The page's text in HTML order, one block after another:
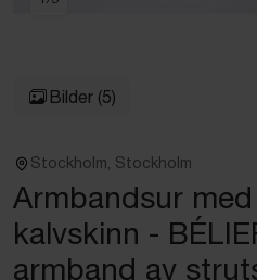
Bilder (5)
Stockholm, Stockholm
Armbandsur
kalvskinn -
armband av